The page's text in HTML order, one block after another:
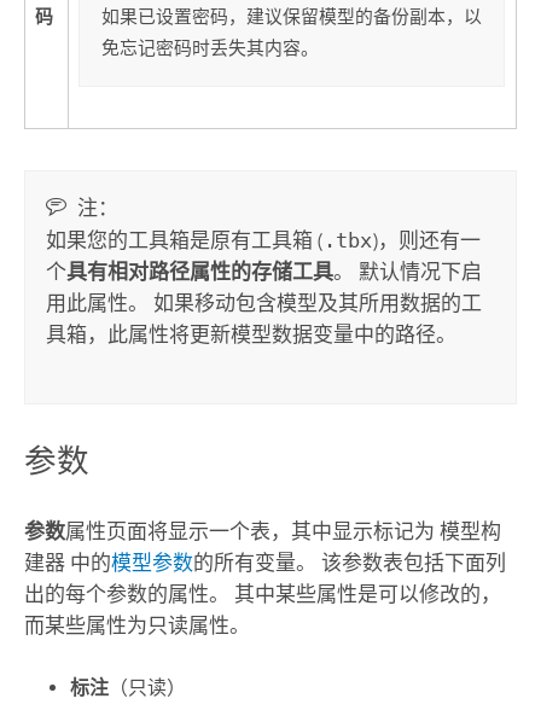
码
如果已设置密码，建议保留模型的备份副本，以
免忘记密码时丢失其内容。
注：
如果您的工具箱是原有工具箱 ( .tbx)，则还有一
个具有相对路径属性的存储工具。 默认情况下启
用此属性。 如果移动包含模型及其所用数据的工
具箱，此属性将更新模型数据变量中的路径。
参数
参数属性页面将显示一个表，其中显示标记为 模型构
建器中的模型参数的所有变量。 该参数表包括下面列
出的每个参数的属性。 其中某些属性是可以修改的，
而某些属性为只读属性。
标注 （只读）